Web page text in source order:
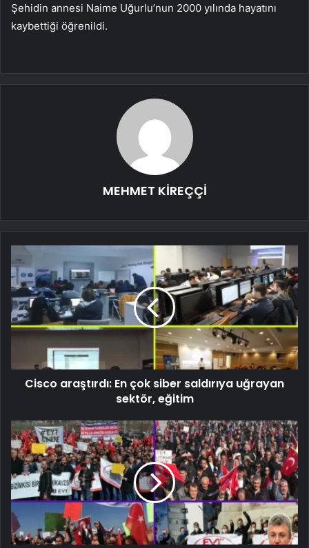
Şehidin annesi Naime Uğurlu’nun 2000 yılında hayatını
kaybettiği öğrenildi.
MEHMET KİREÇÇİ
Cisco araştırdı: En çok siber saldırıya uğrayan
sektör, eğitim